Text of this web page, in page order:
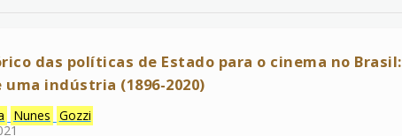
das políticas de Estado para o cinema no Brasil:
indústria (1896-2020)
Nunes Gozzi